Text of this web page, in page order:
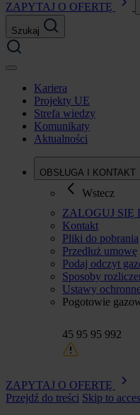
ZAPYTAJ O OFERTĘ
Szukaj
Kariera
Projekty UE
Strefa wiedzy
Komunikaty
Aktualności
OBSŁUGA I KONTAKT
Wstecz
ZALOGUJ SIĘ
Kontakt
Pliki do pobrania
Przedłuż umowę
Podaj odczyt
Sposoby
Ustawy
Pogotowie
45 95 95 992
ZAPYTAJ O OFERTĘ
Przejdź do treści Skip to